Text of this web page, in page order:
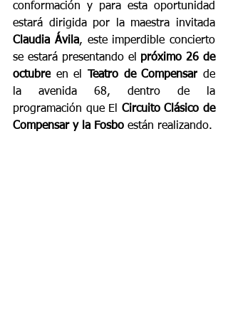
conformación y para esta oportunidad
Claudia Ávila, este imperdible concierto
se estará presentando el próximo 26 de
octubre en el Teatro de Compensar de
la avenida 68, dentro de la
programación que El Circuito Clásico de
Compensar y la Fosbo están realizando.